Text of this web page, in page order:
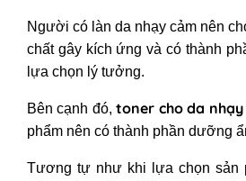
Người có làn da nhạy cảm nên
chất gây kích ứng và có thành
lựa chọn lý tưởng.
Bên cạnh đó,toner cho da
phẩm nên có thành phần dưỡng
Tương tự như khi lựa chọn sản